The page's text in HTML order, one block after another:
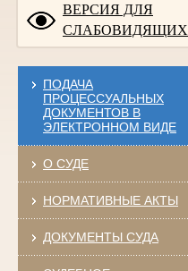
ВЕРСИЯ ДЛЯ
СЛАБОВИДЯЩИХ
ПОДАЧА
ПРОЦЕССУАЛЬНЫХ
ДОКУМЕНТОВ В
ЭЛЕКТРОННОМ ВИДЕ
О СУДЕ
НОРМАТИВНЫЕ АКТЫ
ДОКУМЕНТЫ СУДА